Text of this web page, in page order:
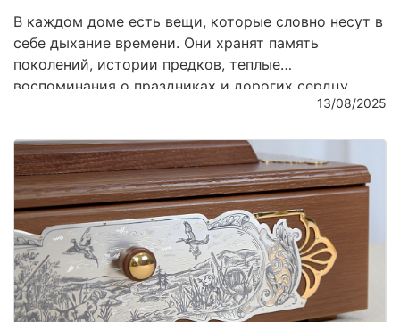
В каждом доме есть вещи, которые словно несут в
себе дыхание времени. Они хранят память
поколений, истории предков, теплые
воспоминания о праздниках и дорогих сердцу
людях. Среди множества материалов именно
утонченности и долговечности. Его благородный
блеск не тускнеет, а напротив – с годами
приобретает особую глубину и шарм. Сегодня мы
расскажем о семи серебряных предметах, которые
из простой вещи превращаются в настоящую
семейную реликвию.
13/08/2025